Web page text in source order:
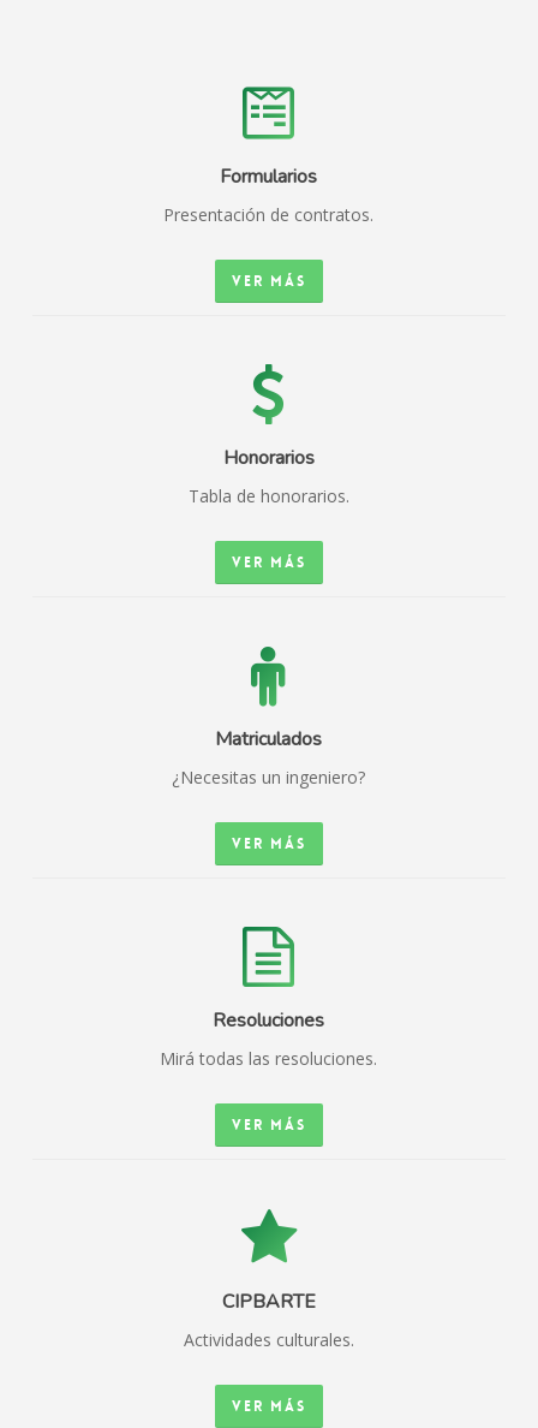
Formularios
Presentación de contratos.
Ver más
Honorarios
Tabla de honorarios.
Ver más
Matriculados
¿Necesitas un ingeniero?
Ver más
Resoluciones
Mirá todas las resoluciones.
Ver más
CIPBARTE
Actividades culturales.
Ver más